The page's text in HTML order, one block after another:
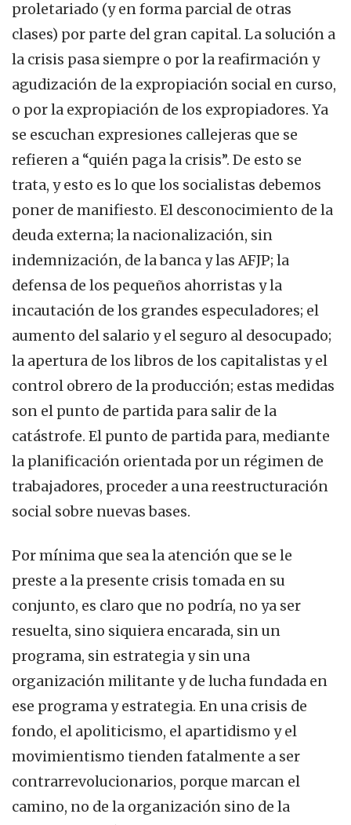
proletariado (y en forma parcial de otras
clases) por parte del gran capital. La solución a
la crisis pasa siempre o por la reafirmación y
agudización de la expropiación social en curso,
o por la expropiación de los expropiadores. Ya
se escuchan expresiones callejeras que se
refieren a “quién paga la crisis”. De esto se
trata, y esto es lo que los socialistas debemos
poner de manifiesto. El desconocimiento de la
deuda externa; la nacionalización, sin
indemnización, de la banca y las AFJP; la
defensa de los pequeños ahorristas y la
incautación de los grandes especuladores; el
aumento del salario y el seguro al desocupado;
la apertura de los libros de los capitalistas y el
control obrero de la producción; estas medidas
son el punto de partida para salir de la
catástrofe. El punto de partida para, mediante
la planificación orientada por un régimen de
trabajadores, proceder a una reestructuración
social sobre nuevas bases.
Por mínima que sea la atención que se le
preste a la presente crisis tomada en su
conjunto, es claro que no podría, no ya ser
resuelta, sino siquiera encarada, sin un
programa, sin estrategia y sin una
organización militante y de lucha fundada en
ese programa y estrategia. En una crisis de
fondo, el apoliticismo, el apartidismo y el
movimientismo tienden fatalmente a ser
contrarrevolucionarios, porque marcan el
camino, no de la organización sino de la